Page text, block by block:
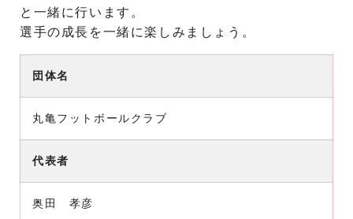
と一緒に行います。
選手の成長を一緒に楽しみましょう。
団体名
丸亀フットボールクラブ
代表者
奥田 孝彦